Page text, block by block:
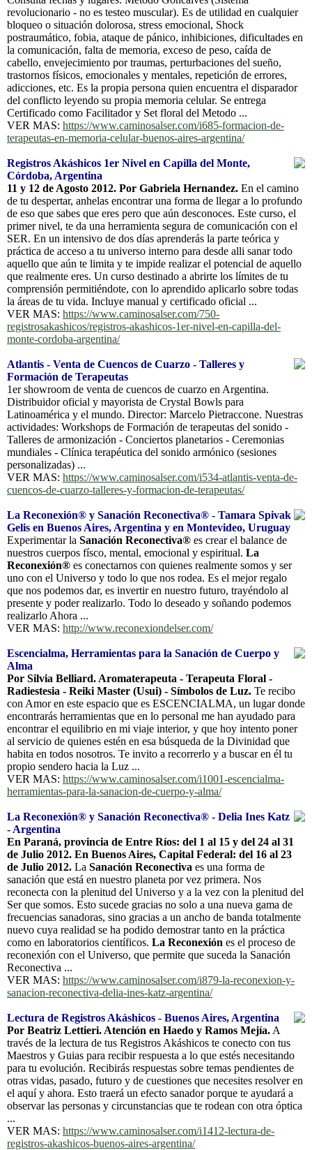
revolucionario - no es testeo muscular). Es de utilidad en cualquier
bloqueo o situación dolorosa, stress emocional, Shock
postraumático, fobia, ataque de pánico, inhibiciones, dificultades en
la comunicación, falta de memoria, exceso de peso, caída de
cabello, envejecimiento por traumas, perturbaciones del sueño,
trastornos físicos, emocionales y mentales, repetición de errores,
adicciones, etc. Es la propia persona quien encuentra el disparador
del conflicto leyendo su propia memoria celular. Se entrega
Certificado como Facilitador y Set floral del Metodo ...
VER MAS: https://www.caminosalser.com/i685-formacion-de-
terapeutas-en-memoria-celular-buenos-aires-argentina/
Registros Akáshicos 1er Nivel en Capilla del Monte,
Córdoba, Argentina
11 y 12 de Agosto 2012. Por Gabriela Hernandez. En el camino
de tu despertar, anhelas encontrar una forma de llegar a lo profundo
de eso que sabes que eres pero que aún desconoces. Este curso, el
primer nivel, te da una herramienta segura de comunicación con el
SER. En un intensivo de dos días aprenderás la parte teórica y
práctica de acceso a tu universo interno para desde alli sanar todo
aquello que aún te limita y te impide realizar el potencial de aquello
que realmente eres. Un curso destinado a abrirte los límites de tu
comprensión permitiéndote, con lo aprendido aplicarlo sobre todas
la áreas de tu vida. Incluye manual y certificado oficial ...
VER MAS: https://www.caminosalser.com/750-
registrosakashicos/registros-akashicos-1er-nivel-en-capilla-del-
monte-cordoba-argentina/
Atlantis - Venta de Cuencos de Cuarzo - Talleres y
Formación de Terapeutas
1er showroom de venta de cuencos de cuarzo en Argentina.
Distribuidor oficial y mayorista de Crystal Bowls para
Latinoamérica y el mundo. Director: Marcelo Pietraccone. Nuestras
actividades: Workshops de Formación de terapeutas del sonido -
Talleres de armonización - Conciertos planetarios - Ceremonias
mundiales - Clínica terapéutica del sonido armónico (sesiones
personalizadas) ...
VER MAS: https://www.caminosalser.com/i534-atlantis-venta-de-
cuencos-de-cuarzo-talleres-y-formacion-de-terapeutas/
La Reconexión® y Sanación Reconectiva® - Tamara Spivak
Gelis en Buenos Aires, Argentina y en Montevideo, Uruguay
Experimentar la Sanación Reconectiva® es crear el balance de
nuestros cuerpos físco, mental, emocional y espiritual. La
Reconexión® es conectarnos con quienes realmente somos y ser
uno con el Universo y todo lo que nos rodea. Es el mejor regalo
que nos podemos dar, es invertir en nuestro futuro, trayéndolo al
presente y poder realizarlo. Todo lo deseado y soñando podemos
realizarlo Ahora ...
VER MAS: http://www.reconexiondelser.com/
Escencialma, Herramientas para la Sanación de Cuerpo y
Alma
Por Silvia Belliard. Aromaterapeuta - Terapeuta Floral -
Radiestesia - Reiki Master (Usui) - Símbolos de Luz. Te recibo
con Amor en este espacio que es ESCENCIALMA, un lugar donde
encontrarás herramientas que en lo personal me han ayudado para
encontrar el equilibrio en mi viaje interior, y que hoy intento poner
al servicio de quienes estén en esa búsqueda de la Divinidad que
habita en todos nosotros. Te invito a recorrerlo y a buscar en él tu
propio sendero hacia la Luz ...
VER MAS: https://www.caminosalser.com/i1001-escencialma-
herramientas-para-la-sanacion-de-cuerpo-y-alma/
La Reconexión® y Sanación Reconectiva® - Delia Ines Katz
- Argentina
En Paraná, provincia de Entre Ríos: del 1 al 15 y del 24 al 31
de Julio 2012. En Buenos Aires, Capital Federal: del 16 al 23
de Julio 2012. La Sanación Reconectiva es una forma de
sanación que está en nuestro planeta por vez primera. Nos
reconecta con la plenitud del Universo y a la vez con la plenitud del
Ser que somos. Esto sucede gracias no solo a una nueva gama de
frecuencias sanadoras, sino gracias a un ancho de banda totalmente
nuevo cuya realidad se ha podido demostrar tanto en la práctica
como en laboratorios científicos. La Reconexión es el proceso de
reconexión con el Universo, que permite que suceda la Sanación
Reconectiva ...
VER MAS: https://www.caminosalser.com/i879-la-reconexion-y-
sanacion-reconectiva-delia-ines-katz-argentina/
Lectura de Registros Akáshicos - Buenos Aires, Argentina
Por Beatriz Lettieri. Atención en Haedo y Ramos Mejía. A
través de la lectura de tus Registros Akáshicos te conecto con tus
Maestros y Guias para recibir respuesta a lo que estés necesitando
para tu evolución. Recibirás respuestas sobre temas pendientes de
otras vidas, pasado, futuro y de cuestiones que necesites resolver en
el aquí y ahora. Esto traerá un efecto sanador porque te ayudará a
observar las personas y circunstancias que te rodean con otra óptica
...
VER MAS: https://www.caminosalser.com/i1412-lectura-de-
registros-akashicos-buenos-aires-argentina/